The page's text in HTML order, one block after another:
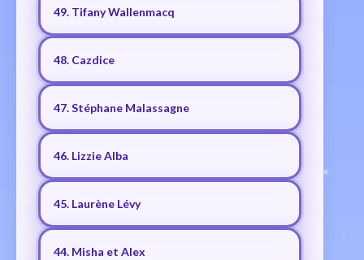
49. Tifany Wallenmacq
48. Cazdice
47. Stéphane Malassagne
46. Lizzie Alba
45. Laurène Lévy
44. Misha et Alex